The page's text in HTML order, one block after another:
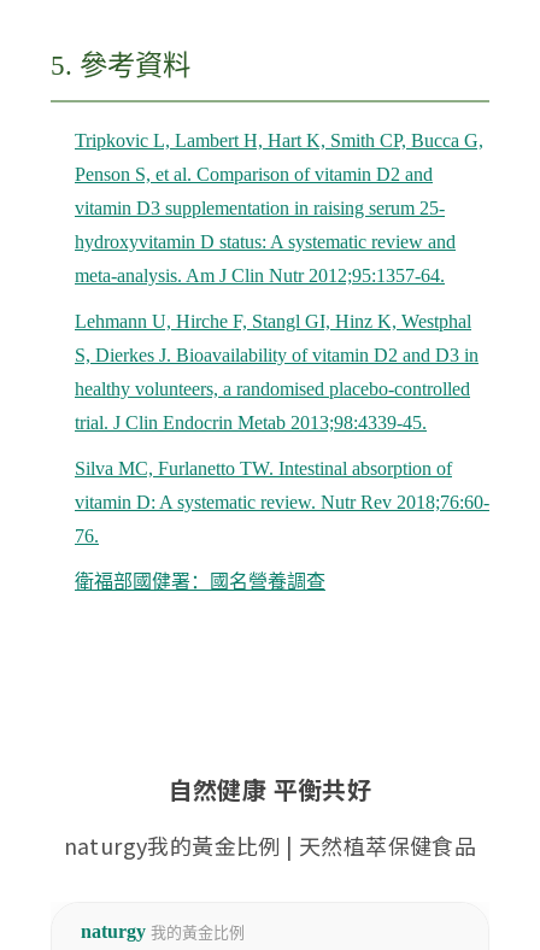
5. 參考資料
Tripkovic L, Lambert H, Hart K, Smith CP, Bucca G,
Penson S, et al. Comparison of vitamin D2 and
vitamin D3 supplementation in raising serum 25-
hydroxyvitamin D status: A systematic review and
meta-analysis. Am J Clin Nutr 2012;95:1357-64.
Lehmann U, Hirche F, Stangl GI, Hinz K, Westphal
S, Dierkes J. Bioavailability of vitamin D2 and D3 in
healthy volunteers, a randomised placebo-controlled
trial. J Clin Endocrin Metab 2013;98:4339-45.
Silva MC, Furlanetto TW. Intestinal absorption of
vitamin D: A systematic review. Nutr Rev 2018;76:60-
76.
衛福部國健署：國名營養調查
自然健康 平衡共好
naturgy我的黃金比例 | 天然植萃保健食品
naturgy 我的黃金比例